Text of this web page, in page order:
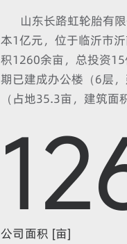
山东长路虹轮胎有限
本1亿元，位于临沂市
积1260余亩，总投资
期已建成办公楼（6层
（占地35.3亩，建筑
142m，2#子午胎车间
130m），职工公寓4座
热中心1座。目前建设
午线轮胎生产线一条，
高性能子午线轮胎，公
东、非洲等50多个国家